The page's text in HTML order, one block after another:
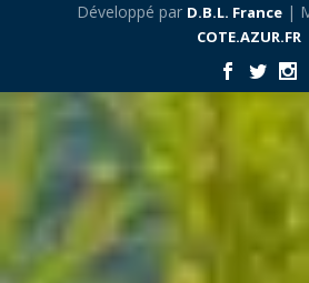
Développé par D.B.L. France|
COTE.AZUR.FR